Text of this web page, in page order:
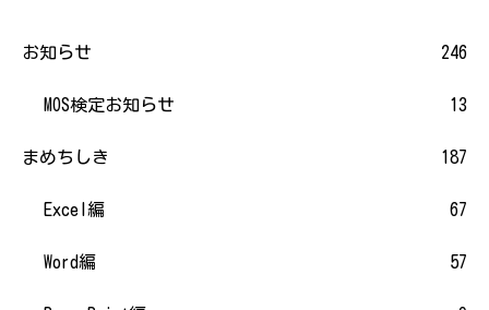
お知らせ 246
MOS検定お知らせ 13
まめちしき 187
Excel編 67
Word編 57